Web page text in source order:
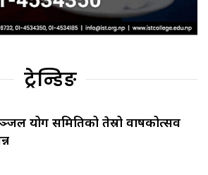
ट्रेन्डिङ
योग समितिको तेस्रो वार्षिकोत्सव